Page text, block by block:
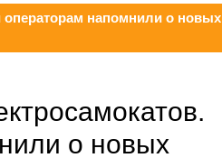
операторам напомнили о новых
о новых